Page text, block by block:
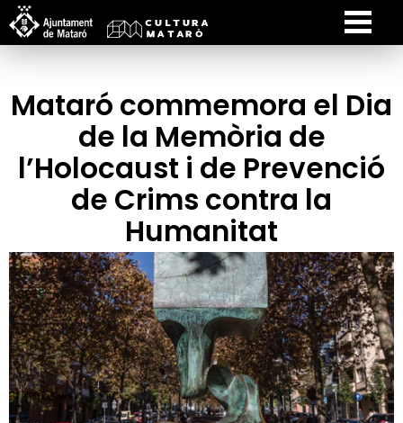
Mataró commemora el Dia
de la Memòria de
l’Holocaust i de Prevenció
de Crims contra la
Humanitat